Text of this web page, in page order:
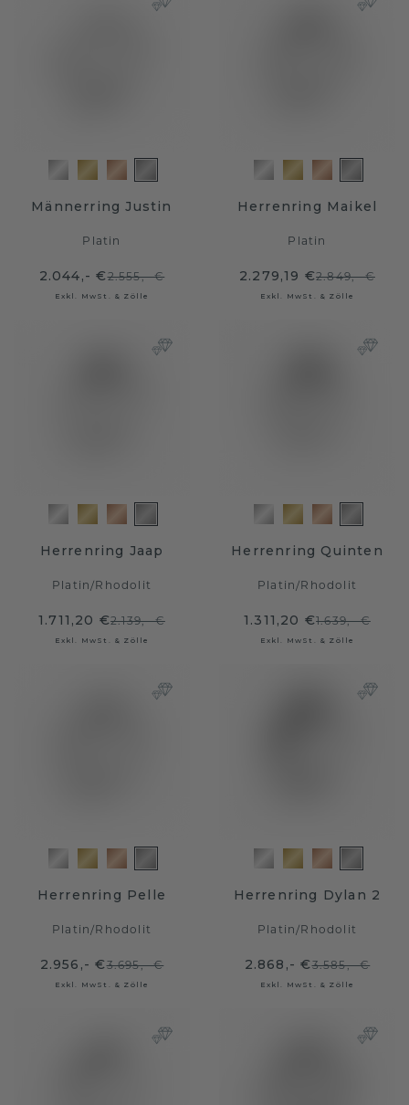
Männerring Justin
Platin
2.044,- €2.555,- €
Exkl. MwSt. & Zölle
Herrenring Maikel
Platin
2.279,19 €2.849,- €
Exkl. MwSt. & Zölle
Herrenring Jaap
Platin/Rhodolit
1.711,20 €2.139,- €
Exkl. MwSt. & Zölle
Herrenring Quinten
Platin/Rhodolit
1.311,20 €1.639,- €
Exkl. MwSt. & Zölle
Herrenring Pelle
Platin/Rhodolit
2.956,- €3.695,- €
Exkl. MwSt. & Zölle
Herrenring Dylan 2
Platin/Rhodolit
2.868,- €3.585,- €
Exkl. MwSt. & Zölle